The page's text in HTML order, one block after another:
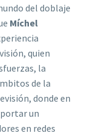
del doblaje
Míchel
quien
la
de la
donde en
un
en redes